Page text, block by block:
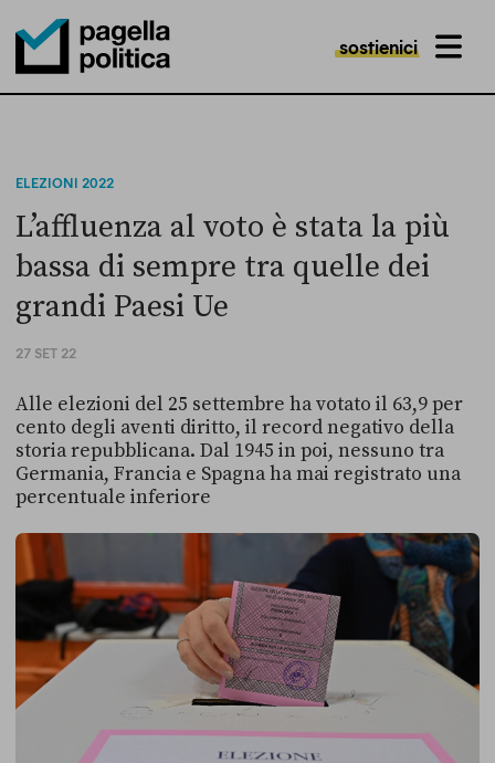
Pagella Politica Logo
sostienici MENU
ELEZIONI 2022
L’affluenza al voto è stata la più
bassa di sempre tra quelle dei
grandi Paesi Ue
27 SET 22
Alle elezioni del 25 settembre ha votato il 63,9 per
cento degli aventi diritto, il record negativo della
storia repubblicana. Dal 1945 in poi, nessuno tra
Germania, Francia e Spagna ha mai registrato una
percentuale inferiore